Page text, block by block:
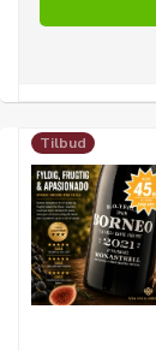
Tilbud